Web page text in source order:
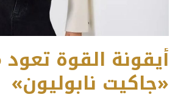
أيقونة القوة
«جاكيت نابوليون»